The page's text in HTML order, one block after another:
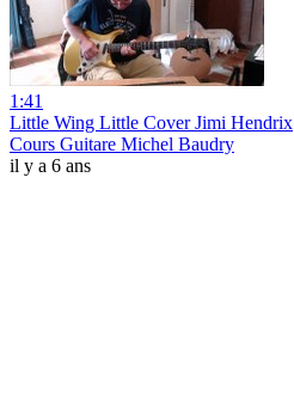
1:41
Little Wing Little Cover Jimi Hendrix
Cours Guitare Michel Baudry
il y a 6 ans